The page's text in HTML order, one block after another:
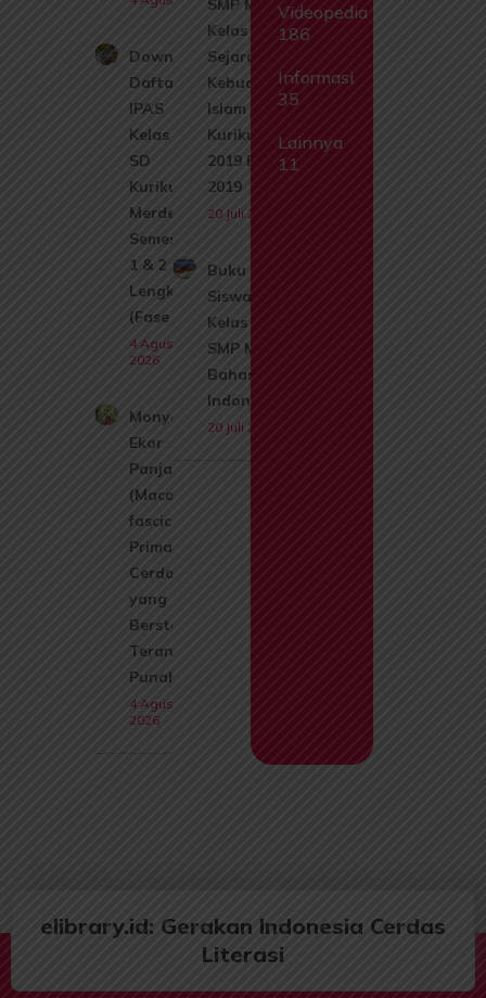
Download
Daftar Isi
IPAS
Kelas 1
SD
Kurikulum
Merdeka
Semester
1 & 2
Lengkap
(Fase A)
4 Agustus
2026
Monyet
Ekor
Panjang
(Macaca
fascicularis):
Primata
Cerdas
yang Kini
Berstatus
Terancam
Punah
4 Agustus
2026
Kelas 8
Sejarah
Kebudayaan
Islam SKI
Kurikulum
2019 Edisi
2019
20 Juli 2026
Buku
Siswa
Kelas 9
SMP MTs
Bahasa
Indonesia
20 Juli 2026
Videopedia
186
Informasi
35
Lainnya
11
elibrary.id: Gerakan Indonesia Cerdas
Literasi